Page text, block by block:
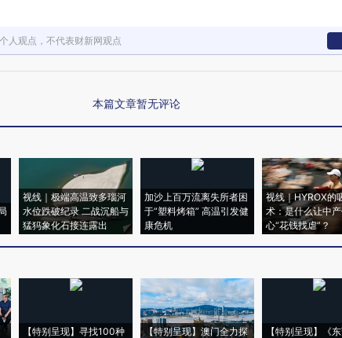
人观点，不代表财新网观点
本篇文章暂无评论
视线｜极端高温致多瑙河
水位跌破纪录 二战沉船与
猛犸象化石接连露出
加沙上百万流离失所者困
于“塑料烤箱” 高温引发健
康危机
视线｜HYROX的
术：是什么让中
心“花钱找虐”？
【特别呈现】寻找100种
【特别呈现】澳门全力探
【特别呈现】《